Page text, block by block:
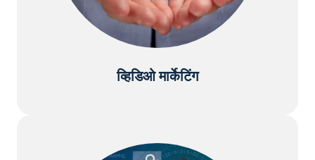
व्हिडिओ मार्केटिंग